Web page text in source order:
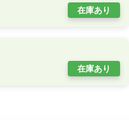
在庫あり
在庫あり